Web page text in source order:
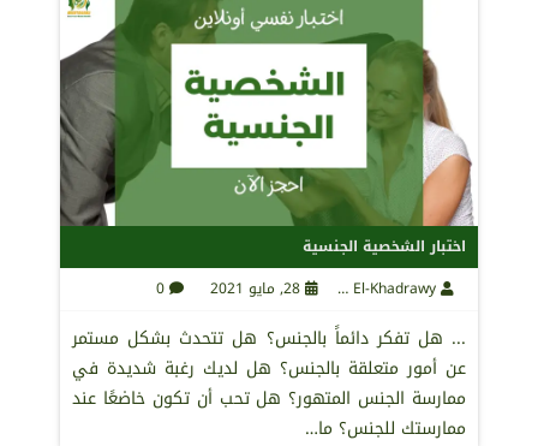
اختبار الشخصية الجنسية
28, مايو 2021 0
... هل تفكر دائماً بالجنس؟ هل تتحدث بشكل مستمر
عن أمور متعلقة بالجنس؟ هل لديك رغبة شديدة في
ممارسة الجنس المتهور؟ هل تحب أن تكون خاضعًا عند
ممارستك للجنس؟ ما…